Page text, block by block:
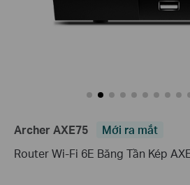
Archer AXE75
Mới ra mắt
Router Wi-Fi 6E Băng Tần Kép